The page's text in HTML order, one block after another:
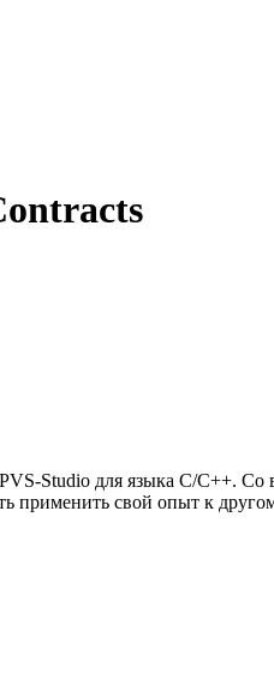
Studio для языка C/C++.
свой опыт к